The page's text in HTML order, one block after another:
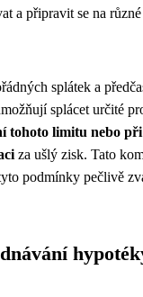
a připravit se na
splátek a
splácet určité
tohoto limitu nebo při
za ušlý zisk. Tato
podmínky pečlivě